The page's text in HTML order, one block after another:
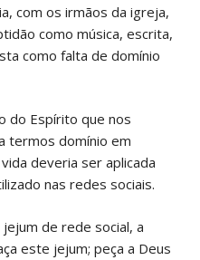
com os irmãos da igreja,
como música, escrita,
como falta de domínio
do Espírito que nos
termos domínio em
deveria ser aplicada
nas redes sociais.
de rede social, a
este jejum; peça a Deus